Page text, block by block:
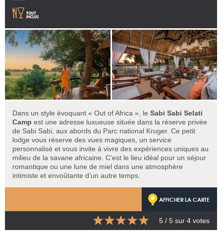
Dans un style évoquant « Out of Africa », le Sabi Sabi Selati
Camp est une adresse luxueuse située dans la réserve privée
de Sabi Sabi, aux abords du Parc national Kruger. Ce petit
lodge vous réserve des vues magiques, un service
personnalisé et vous invite à vivre des expériences uniques au
milieu de la savane africaine. C’est le lieu idéal pour un séjour
romantique ou une lune de miel dans une atmosphère
intimiste et envoûtante d’un autre temps.
AFFICHER LA CARTE
5 / 5 sur 4 votes